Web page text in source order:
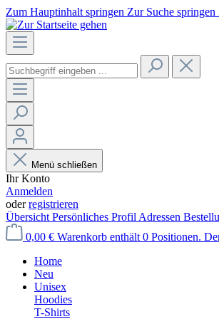
Zum Hauptinhalt springen Zur Suche springen
Menü schließen
Ihr Konto
Anmelden
oderregistrieren
Übersicht Persönliches Profil Adressen
0,00 € Warenkorb enthält 0 Positionen.
Home
Neu
Unisex
Hoodies
T-Shirts